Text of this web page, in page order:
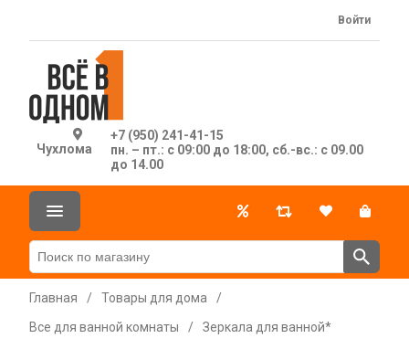
Чухлома
+7 (950) 241-41-15
пн. – пт.: с 09:00 до 18:00, сб.-вс.: с 09.00
до 14.00
Войти
Главная / Товары для дома
/
Все для ванной комнаты
/ Зеркала для ванной*